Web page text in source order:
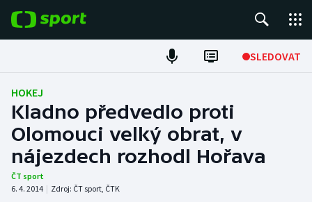
SLEDOVAT
Fotbal
Hokej
Tenis
Atletika
HOKEJ
Kladno předvedlo proti
Olomouci velký obrat, v
nájezdech rozhodl Hořava
ČT sport
6. 4. 2014 | Zdroj: ČT sport, ČTK